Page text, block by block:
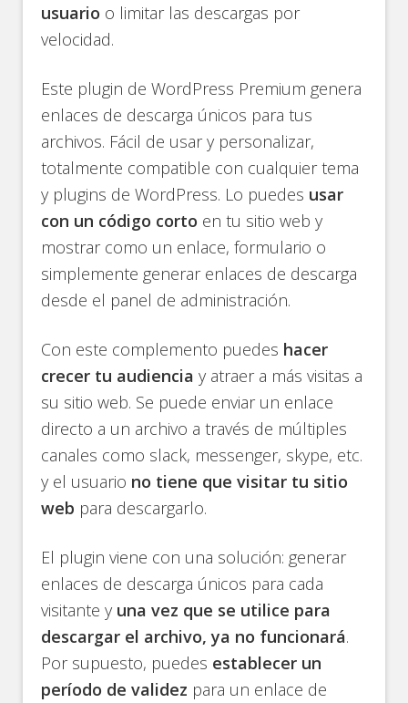
usuario o limitar las descargas por
velocidad.
Este plugin de WordPress Premium genera
enlaces de descarga únicos para tus
archivos. Fácil de usar y personalizar,
totalmente compatible con cualquier tema
y plugins de WordPress. Lo puedes usar
con un código corto en tu sitio web y
mostrar como un enlace, formulario o
simplemente generar enlaces de descarga
desde el panel de administración.
Con este complemento puedes hacer
crecer tu audiencia y atraer a más visitas a
su sitio web. Se puede enviar un enlace
directo a un archivo a través de múltiples
canales como slack, messenger, skype, etc.
y el usuario no tiene que visitar tu sitio
web para descargarlo.
El plugin viene con una solución: generar
enlaces de descarga únicos para cada
visitante y una vez que se utilice para
descargar el archivo, ya no funcionará.
Por supuesto, puedes establecer un
período de validez para un enlace de